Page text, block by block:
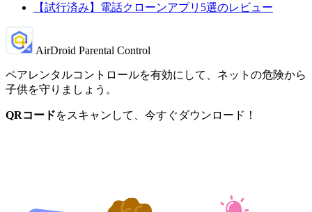
【試行済み】電話クローンアプリ5選のレビュー
AirDroid Parental Control
ペアレンタルコントロールを有効にして、ネットの危険から
子供を守りましょう。
QRコードをスキャンして、今すぐダウンロード！